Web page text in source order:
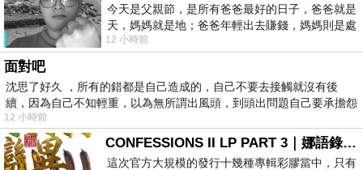
今天是父親節，是所有爸爸最好的日子，爸爸就是
天，媽媽就是地；爸爸年輕出去賺錢，媽媽則是處
理家務，職業不分高低貴賤，只有人品才
12 小時前
面對吧
沈思了好久 ，所有的錯都是自己造成的，自己不要去接觸就沒有後
續，因為自己不知輕重，以為無所謂出風頭，到頭出問題自己要承擔怨
不
12 小時前
CONFESSIONS II LP PART 3｜娜語錄II LP PART 3
這次官方大規模的發行十幾種專輯彩膠當中，只有